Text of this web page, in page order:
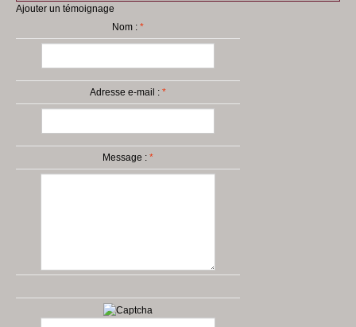
Parrainage
Le Blog BBE
Ajouter un témoignage
Nom : *
Adresse e-mail : *
Message : *